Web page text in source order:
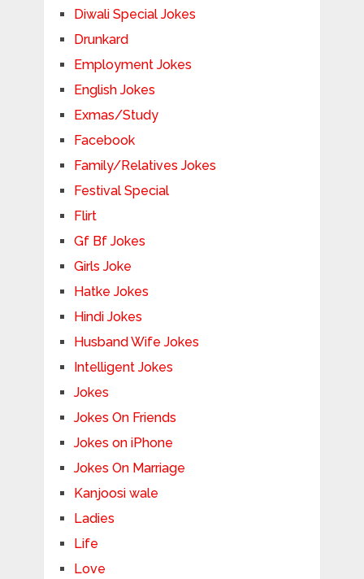
Diwali Special Jokes
Drunkard
Employment Jokes
English Jokes
Exmas/Study
Facebook
Family/Relatives Jokes
Festival Special
Flirt
Gf Bf Jokes
Girls Joke
Hatke Jokes
Hindi Jokes
Husband Wife Jokes
Intelligent Jokes
Jokes
Jokes On Friends
Jokes on iPhone
Jokes On Marriage
Kanjoosi wale
Ladies
Life
Love